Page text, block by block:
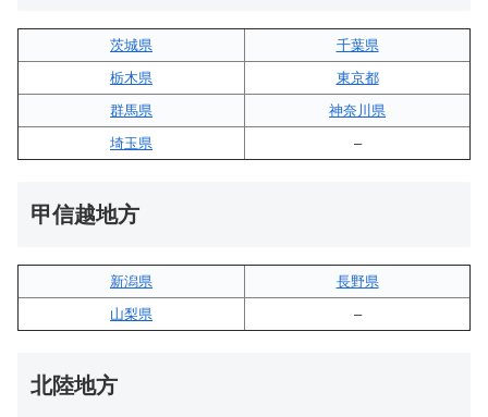
茨城県
千葉県
栃木県
東京都
群馬県
神奈川県
埼玉県
–
甲信越地方
新潟県
長野県
山梨県
–
北陸地方